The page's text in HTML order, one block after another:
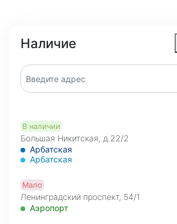
Наличие
В наличии
Большая Никитская, д.22/2
Арбатская
Арбатская
Мало
Ленинградский проспект, 54/1
Аэропорт